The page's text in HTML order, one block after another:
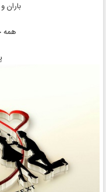
باران
همه